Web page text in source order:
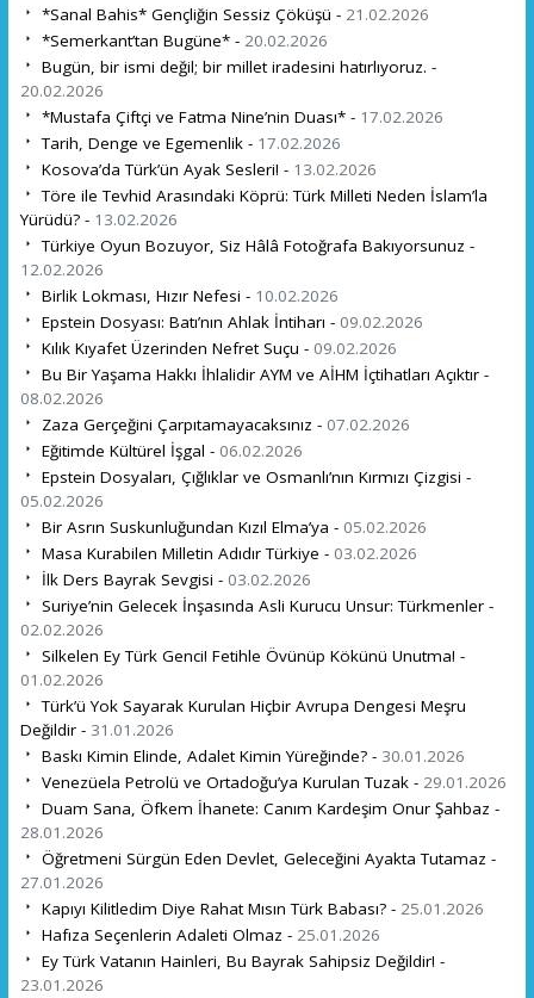
*Sanal Bahis* Gençliğin Sessiz Çöküşü - 21.02.2026
*Semerkant’tan Bugüne* - 20.02.2026
Bugün, bir ismi değil; bir millet iradesini hatırlıyoruz. -
20.02.2026
*Mustafa Çiftçi ve Fatma Nine’nin Duası* - 17.02.2026
Tarih, Denge ve Egemenlik - 17.02.2026
Kosova’da Türk’ün Ayak Sesleri! - 13.02.2026
Töre ile Tevhid Arasındaki Köprü: Türk Milleti Neden İslam’la
Yürüdü? - 13.02.2026
Türkiye Oyun Bozuyor, Siz Hâlâ Fotoğrafa Bakıyorsunuz -
12.02.2026
Birlik Lokması, Hızır Nefesi - 10.02.2026
Epstein Dosyası: Batı’nın Ahlak İntiharı - 09.02.2026
Kılık Kıyafet Üzerinden Nefret Suçu - 09.02.2026
Bu Bir Yaşama Hakkı İhlalidir AYM ve AİHM İçtihatları Açıktır -
08.02.2026
Zaza Gerçeğini Çarpıtamayacaksınız - 07.02.2026
Eğitimde Kültürel İşgal - 06.02.2026
Epstein Dosyaları, Çığlıklar ve Osmanlı’nın Kırmızı Çizgisi -
05.02.2026
Bir Asrın Suskunluğundan Kızıl Elma’ya - 05.02.2026
Masa Kurabilen Milletin Adıdır Türkiye - 03.02.2026
İlk Ders Bayrak Sevgisi - 03.02.2026
Suriye’nin Gelecek İnşasında Asli Kurucu Unsur: Türkmenler -
02.02.2026
Silkelen Ey Türk Genci! Fetihle Övünüp Kökünü Unutma! -
01.02.2026
Türk’ü Yok Sayarak Kurulan Hiçbir Avrupa Dengesi Meşru
Değildir - 31.01.2026
Baskı Kimin Elinde, Adalet Kimin Yüreğinde? - 30.01.2026
Venezüela Petrolü ve Ortadoğu’ya Kurulan Tuzak - 29.01.2026
Duam Sana, Öfkem İhanete: Canım Kardeşim Onur Şahbaz -
28.01.2026
Öğretmeni Sürgün Eden Devlet, Geleceğini Ayakta Tutamaz -
27.01.2026
Kapıyı Kilitledim Diye Rahat Mısın Türk Babası? - 25.01.2026
Hafıza Seçenlerin Adaleti Olmaz - 25.01.2026
Ey Türk Vatanın Hainleri, Bu Bayrak Sahipsiz Değildir! -
23.01.2026